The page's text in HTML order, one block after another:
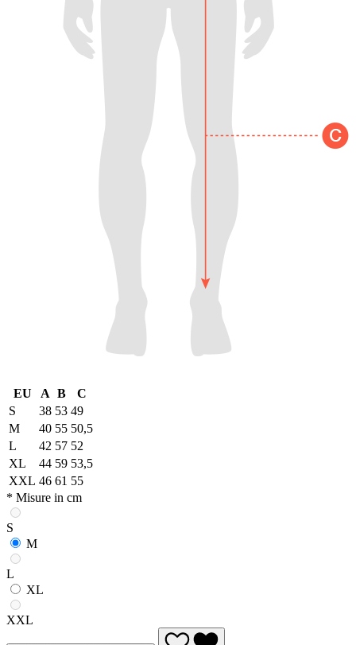
EU A B
C
S
38 53 49
M
40 55 50,5
L
42 57 52
XL
44 59 53,5
XXL 46 61 55
* Misure in cm
S
M
L
XL
XXL